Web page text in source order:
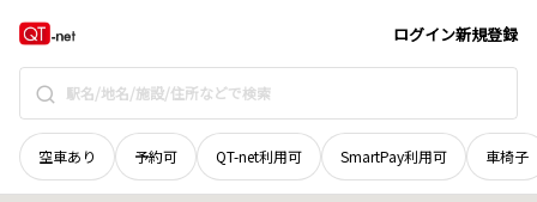
ログイン新規登録
空車あり 予約可 QT-net利用可 SmartPay利用可 車椅子
宮城県